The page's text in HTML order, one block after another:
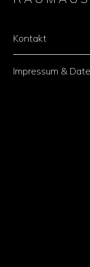
Kontakt
Impressum &